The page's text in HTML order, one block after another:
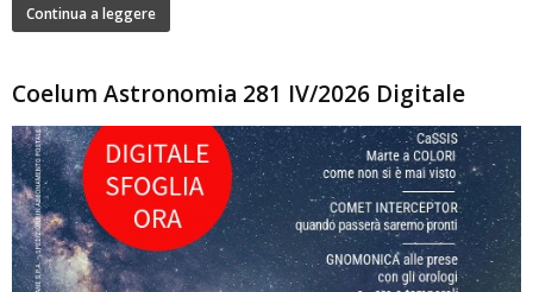
Continua a leggere
Coelum Astronomia 281 IV/2026 Digitale